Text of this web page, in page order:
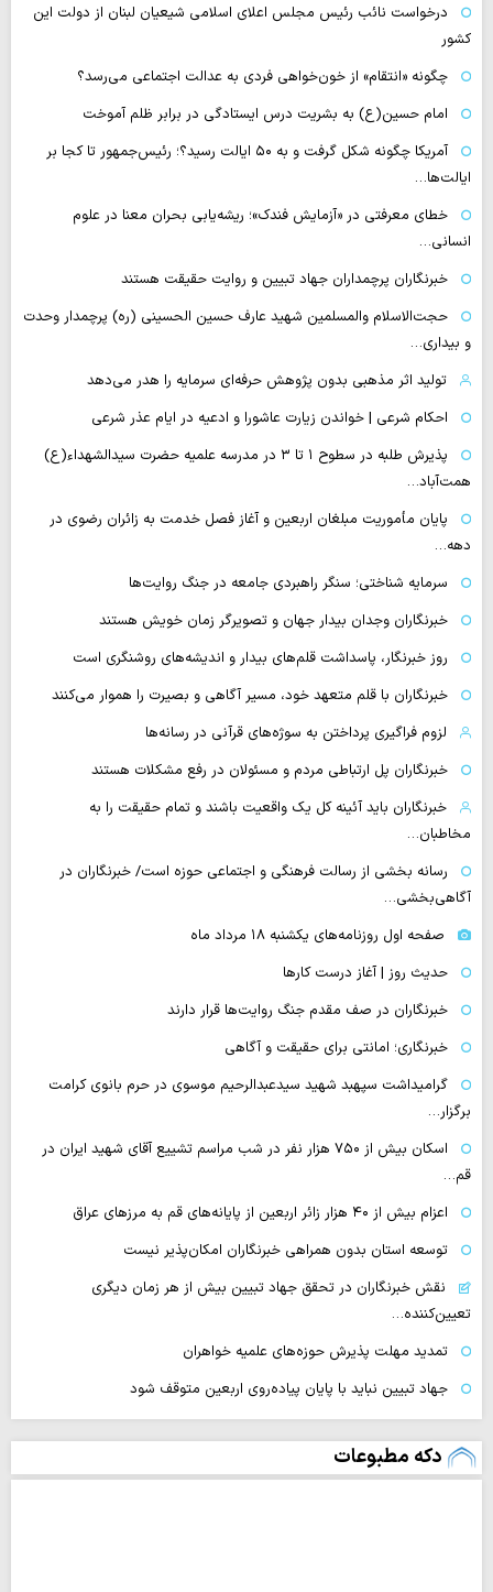
درخواست نائب رئیس مجلس اعلای اسلامی شیعیان لبنان از دولت این
کشور
چگونه «انتقام» از خون‌خواهی فردی به عدالت اجتماعی می‌رسد؟
امام حسین(ع) به بشریت درس ایستادگی در برابر ظلم آموخت
آمریکا چگونه شکل گرفت و به ۵۰ ایالت رسید؟؛ رئیس‌جمهور تا کجا بر
ایالت‌ها…
خطای معرفتی در «آزمایش فندک»؛ ریشه‌یابی بحران معنا در علوم
انسانی…
خبرنگاران پرچمداران جهاد تبیین و روایت حقیقت هستند
حجت‌الاسلام والمسلمین شهید عارف حسین الحسینی (ره) پرچمدار وحدت
و بیداری…
تولید اثر مذهبی بدون پژوهش حرفه‌ای سرمایه را هدر می‌دهد
احکام شرعی | خواندن زیارت عاشورا و ادعیه در ایام عذر شرعی
پذیرش طلبه در سطوح ۱ تا ۳ در مدرسه علمیه حضرت سیدالشهداء(ع)
همت‌آباد…
پایان مأموریت مبلغان اربعین و آغاز فصل خدمت به زائران رضوی در
دهه…
سرمایه شناختی؛ سنگر راهبردی جامعه در جنگ روایت‌ها
خبرنگاران وجدان بیدار جهان و تصویرگر زمان خویش هستند
روز خبرنگار، پاسداشت قلم‌های بیدار و اندیشه‌های روشنگری است
خبرنگاران با قلم متعهد خود، مسیر آگاهی و بصیرت را هموار می‌کنند
لزوم فراگیری پرداختن به سوژه‌های قرآنی در رسانه‌ها
خبرنگاران پل ارتباطی مردم و مسئولان در رفع مشکلات هستند
خبرنگاران باید آئینه کل یک واقعیت باشند و تمام حقیقت را به
مخاطبان…
رسانه بخشی از رسالت فرهنگی و اجتماعی حوزه است/ خبرنگاران در
آگاهی‌بخشی…
صفحه اول روزنامه‌های یکشنبه ۱۸ مرداد ماه
حدیث روز | آغاز درست کارها
خبرنگاران در صف مقدم جنگ روایت‌ها قرار دارند
خبرنگاری؛ امانتی برای حقیقت و آگاهی
گرامیداشت سپهبد شهید سیدعبدالرحیم موسوی در حرم بانوی کرامت
برگزار…
اسکان بیش از ۷۵۰ هزار نفر در شب مراسم تشییع آقای شهید ایران در
قم…
اعزام بیش از ۴۰ هزار زائر اربعین از پایانه‌های قم به مرزهای عراق
توسعه استان بدون همراهی خبرنگاران امکان‌پذیر نیست
نقش خبرنگاران در تحقق جهاد تبیین بیش از هر زمان دیگری
تعیین‌کننده…
تمدید مهلت پذیرش حوزه‌های علمیه خواهران
جهاد تبیین نباید با پایان پیاده‌روی اربعین متوقف شود
دکه مطبوعات